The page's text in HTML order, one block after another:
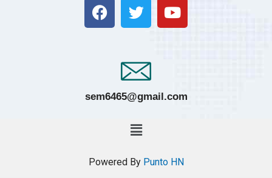
sem6465@gmail.com
Powered By Punto HN